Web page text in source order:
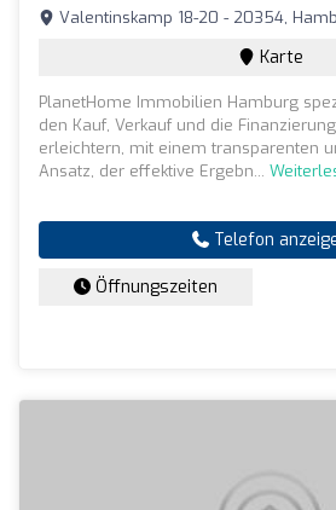
Valentinskamp 18-20 - 20354,
Karte
PlanetHome Immobilien Hamburg
den Kauf, Verkauf und die
erleichtern, mit einem transparenten
Ansatz, der effektive Ergebn...
Telefon
Öffnungszeiten